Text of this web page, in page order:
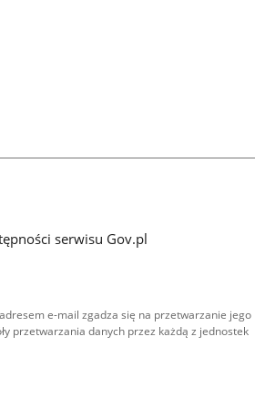
serwisu Gov.pl
e-mail zgadza się na przetwarzanie jego
przetwarzania danych przez każdą z jednostek